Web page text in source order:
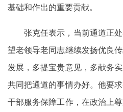
基础和作出的重要贡献。
张克任表示，当前通道正
望老领导老同志继续发扬优良
发展，多提宝贵意见，多献务
共同把通道的事情办好。他要
干部服务保障工作，在政治上